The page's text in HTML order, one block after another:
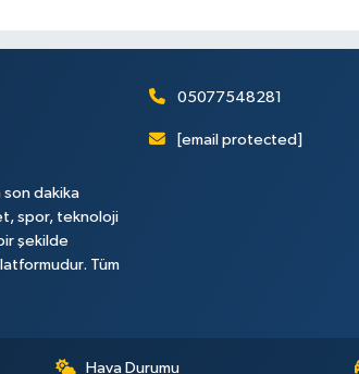
son dakika
spor, teknoloji
şekilde
Tüm
05077548281
[email protected]
Hava Durumu